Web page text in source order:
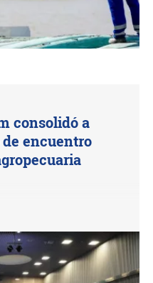
consolidó a
encuentro